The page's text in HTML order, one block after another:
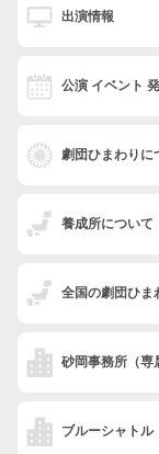
出演情報
公演 イベント
劇団ひまわりに
養成所について
全国の劇団ひま
砂岡事務所 （
ブルーシャトル